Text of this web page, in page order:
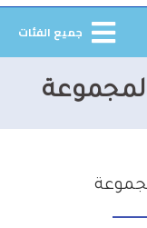
جميع الفئات